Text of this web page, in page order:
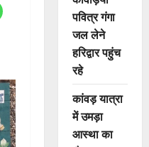
पवित्र गंगा
जल लेने
हरिद्वार पहुंच
रहे
कांवड़ यात्रा
में उमड़ा
आस्था का